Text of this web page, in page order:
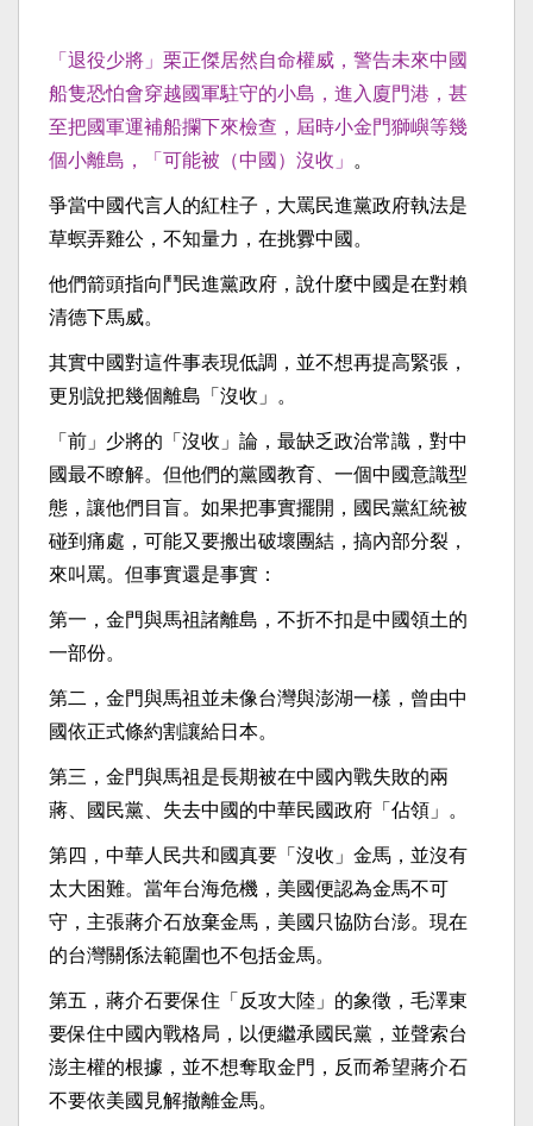
「退役少將」栗正傑居然自命權威，警告未來中國
船隻恐怕會穿越國軍駐守的小島，進入廈門港，甚
至把國軍運補船攔下來檢查，屆時小金門獅嶼等幾
個小離島，「可能被（中國）沒收」
。
爭當中國代言人的紅柱子，大罵民進黨政府執法是
草螟弄雞公，不知量力，在挑釁中國。
他們箭頭指向鬥民進黨政府，說什麼中國是在對賴
清德下馬威。
其實中國對這件事表現低調，並不想再提高緊張，
更別說把幾個離島「沒收」。
「前」少將的「沒收」論，最缺乏政治常識，對中
國最不瞭解。但他們的黨國教育、一個中國意識型
態，讓他們目盲。如果把事實擺開，國民黨紅統被
碰到痛處，可能又要搬出破壞團結，搞內部分裂，
來叫罵。但事實還是事實：
第一，金門與馬祖諸離島，不折不扣是中國領土的
一部份。
第二，金門與馬祖並未像台灣與澎湖一樣，曾由中
國依正式條約割讓給日本。
第三，金門與馬祖是長期被在中國內戰失敗的兩
蔣、國民黨、失去中國的中華民國政府「佔領」。
第四，中華人民共和國真要「沒收」金馬，並沒有
太大困難。當年台海危機，美國便認為金馬不可
守，主張蔣介石放棄金馬，美國只協防台澎。現在
的台灣關係法範圍也不包括金馬。
第五，蔣介石要保住「反攻大陸」的象徵，毛澤東
要保住中國內戰格局，以便繼承國民黨，並聲索台
澎主權的根據，並不想奪取金門，反而希望蔣介石
不要依美國見解撤離金馬。